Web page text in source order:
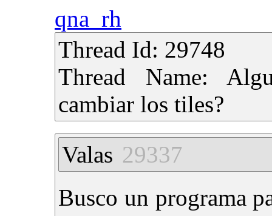
qna_rh
Thread Id: 29748
Thread Name:
cambiar los tiles?
Valas 29337
Busco un programa